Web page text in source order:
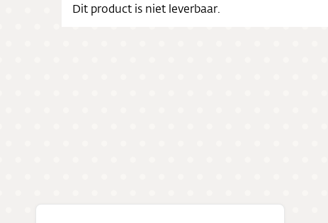
Dit product is niet leverbaar.